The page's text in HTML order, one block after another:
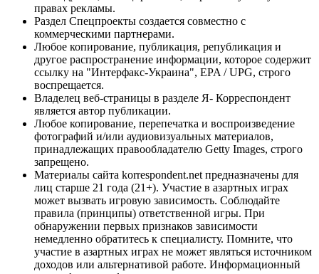
правах рекламы.
Раздел Спецпроекты создается совместно с
коммерческими партнерами.
Любое копирование, публикация, републикация и
другое распространение информации, которое содержит
ссылку на "Интерфакс-Украина", EPA / UPG, строго
воспрещается.
Владелец веб-страницы в разделе Я- Корреспондент
является автор публикации.
Любое копирование, перепечатка и воспроизведение
фотографий и/или аудиовизуальных материалов,
принадлежащих правообладателю Getty Images, строго
запрещено.
Материалы сайта korrespondent.net предназначены для
лиц старше 21 года (21+). Участие в азартных играх
может вызвать игровую зависимость. Соблюдайте
правила (принципы) ответственной игры. При
обнаружении первых признаков зависимости
немедленно обратитесь к специалисту. Помните, что
участие в азартных играх не может являться источником
доходов или альтернативой работе. Информационный